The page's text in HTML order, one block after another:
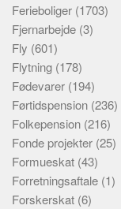
Ferieboliger (1703)
Fjernarbejde (3)
Fly (601)
Flytning (178)
Fødevarer (194)
Førtidspension (236)
Folkepension (216)
Fonde projekter (25)
Formueskat (43)
Forretningsaftale (1)
Forskerskat (6)